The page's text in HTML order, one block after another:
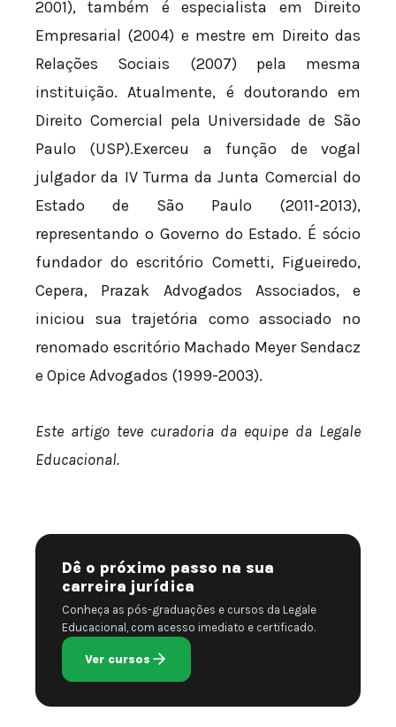
2001), também é especialista em Direito
Empresarial (2004) e mestre em Direito das
Relações Sociais (2007) pela mesma
instituição. Atualmente, é doutorando em
Direito Comercial pela Universidade de São
Paulo (USP).Exerceu a função de vogal
julgador da IV Turma da Junta Comercial do
Estado de São Paulo (2011-2013),
representando o Governo do Estado. É sócio
fundador do escritório Cometti, Figueiredo,
Cepera, Prazak Advogados Associados, e
iniciou sua trajetória como associado no
renomado escritório Machado Meyer Sendacz
e Opice Advogados (1999-2003).
Este artigo teve curadoria da equipe da Legale
Educacional.
Dê o próximo passo na sua
carreira jurídica
Conheça as pós-graduações e cursos da Legale
Educacional, com acesso imediato e certificado.
Ver cursos